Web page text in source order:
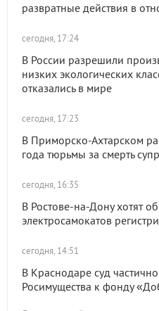
развратные действия в
сегодня, 17:24
В России разрешили
низких экологических
отказались в мире
сегодня, 17:23
В Приморско-Ахтарском
года тюрьмы за смерть
сегодня, 16:35
В Ростове-на-Дону хотят
электросамокатов
сегодня, 14:51
В Краснодаре суд
Росимущества к фонду